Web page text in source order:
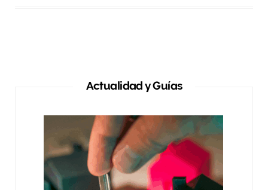
Actualidad y Guías